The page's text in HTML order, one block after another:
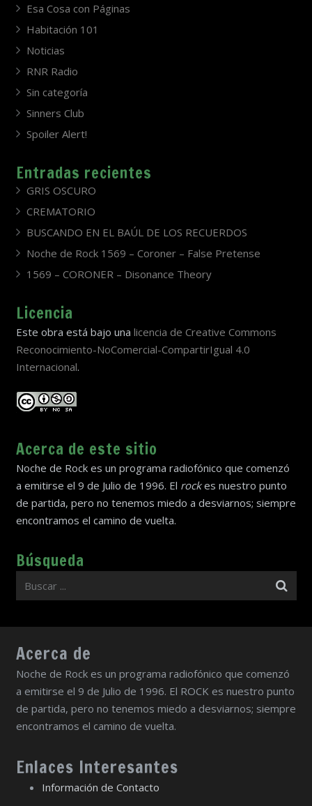
Esa Cosa con Páginas
Habitación 101
Noticias
RNR Radio
Sin categoría
Sinners Club
Spoiler Alert!
Entradas recientes
GRIS OSCURO
CREMATORIO
BUSCANDO EN EL BAÚL DE LOS RECUERDOS
Noche de Rock 1569 – Coroner – False Pretense
1569 – CORONER – Disonance Theory
Licencia
Este obra está bajo una licencia de Creative Commons
Reconocimiento-NoComercial-CompartirIgual 4.0
Internacional.
Acerca de este sitio
Noche de Rock es un programa radiofónico que comenzó
a emitirse el 9 de Julio de 1996. El rockes nuestro punto
de partida, pero no tenemos miedo a desviarnos; siempre
encontramos el camino de vuelta.
Búsqueda
Acerca de
Noche de Rock es un programa radiofónico que comenzó
a emitirse el 9 de Julio de 1996. El ROCK es nuestro punto
de partida, pero no tenemos miedo a desviarnos; siempre
encontramos el camino de vuelta.
Enlaces Interesantes
Información de Contacto